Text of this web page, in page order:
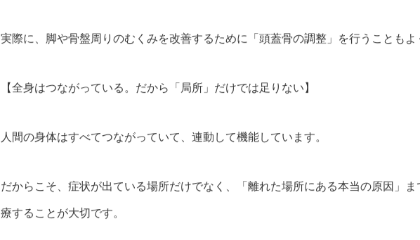
実際に、脚や骨盤周りのむくみを改善するために「頭蓋骨の調整」を行うこともよ
【全身はつながっている。だから「局所」だけでは足りない】
人間の身体はすべてつながっていて、連動して機能しています。
だからこそ、症状が出ている場所だけでなく、「離れた場所にある本当の原因」ま
療することが大切です。